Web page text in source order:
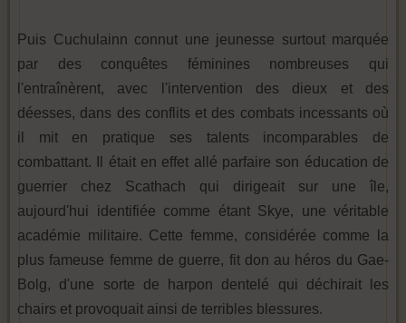
Puis Cuchulainn connut une jeunesse surtout marquée
par des conquêtes féminines nombreuses qui
l'entraînèrent, avec l'intervention des dieux et des
déesses, dans des conflits et des combats incessants où
il mit en pratique ses talents incomparables de
combattant. Il était en effet allé parfaire son éducation de
guerrier chez Scathach qui dirigeait sur une île,
aujourd'hui identifiée comme étant Skye, une véritable
académie militaire. Cette femme, considérée comme la
plus fameuse femme de guerre, fit don au héros du Gae-
Bolg, d'une sorte de harpon dentelé qui déchirait les
chairs et provoquait ainsi de terribles blessures.